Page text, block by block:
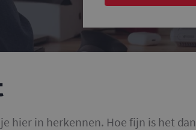
hier in herkennen. Hoe fijn is het dan